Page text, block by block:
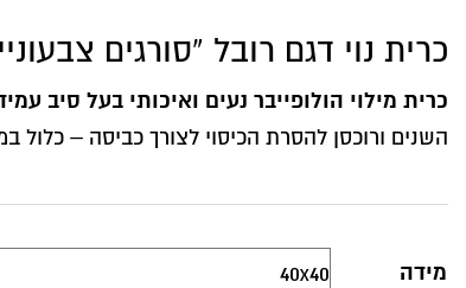
כרית נוי דגם רובל “סורגים
כרית מילוי הולופייבר נעים ואיכותי בעל סיב
השנים ורוכסן להסרת הכיסוי לצורך כביסה – כלול
מידה